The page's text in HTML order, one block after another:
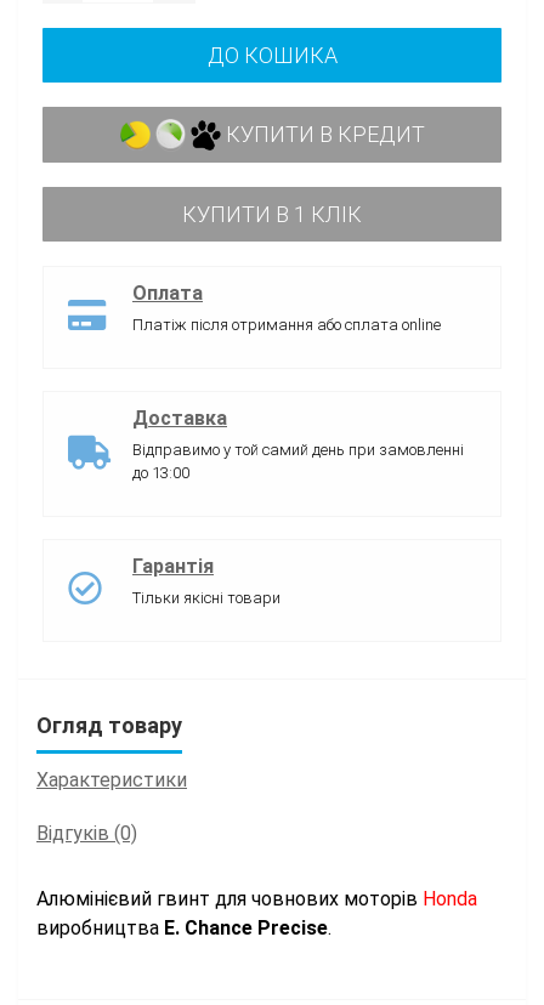
ДО КОШИКА
КУПИТИ В КРЕДИТ
КУПИТИ В 1 КЛІК
Оплата
Платіж після отримання або сплата online
Доставка
Відправимо у той самий день при замовленні
до 13:00
Гарантія
Тільки якісні товари
Огляд товару
Характеристики
Відгуків (0)
Алюмінієвий гвинт для човнових моторів Honda
виробництва E. Chance Precise.